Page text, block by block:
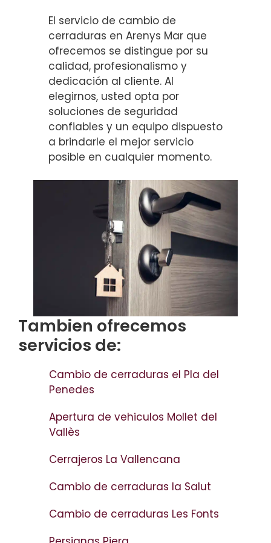
El servicio de cambio de
cerraduras en Arenys Mar que
ofrecemos se distingue por su
calidad, profesionalismo y
dedicación al cliente. Al
elegirnos, usted opta por
soluciones de seguridad
confiables y un equipo dispuesto
a brindarle el mejor servicio
posible en cualquier momento.
Tambien ofrecemos
servicios de:
Cambio de cerraduras el Pla del
Penedes
Apertura de vehiculos Mollet del
Vallès
Cerrajeros La Vallencana
Cambio de cerraduras la Salut
Cambio de cerraduras Les Fonts